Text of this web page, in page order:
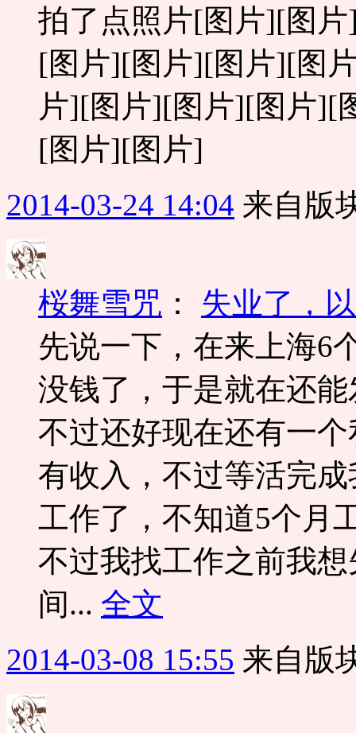
拍了点照片[图片][图
[图片][图片][图片][图
片][图片][图片][图片][
[图片][图片]
2014-03-24 14:04 来自版
桜舞雪咒 ： 失业了，
先说一下，在来上海6
没钱了，于是就在还
不过还好现在还有一
有收入，不过等活完
工作了，不知道5个月
不过我找工作之前我
间... 全文
2014-03-08 15:55 来自版